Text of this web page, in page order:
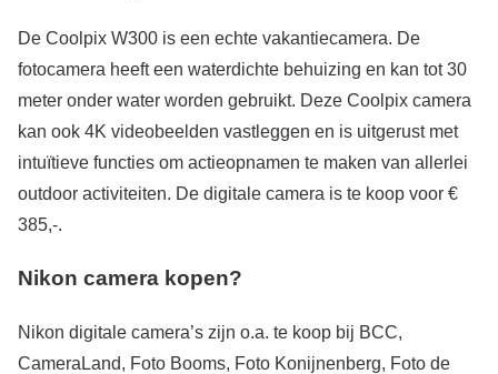
De Coolpix W300 is een echte vakantiecamera. De
fotocamera heeft een waterdichte behuizing en kan tot 30
meter onder water worden gebruikt. Deze Coolpix camera
kan ook 4K videobeelden vastleggen en is uitgerust met
intuïtieve functies om actieopnamen te maken van allerlei
outdoor activiteiten. De digitale camera is te koop voor €
385,-.
Nikon camera kopen?
Nikon digitale camera’s zijn o.a. te koop bij BCC,
CameraLand, Foto Booms, Foto Konijnenberg, Foto de